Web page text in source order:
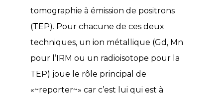
tomographie à émission de positrons
(TEP). Pour chacune de ces deux
techniques, un ion métallique (Gd, Mn
pour l’IRM ou un radioisotope pour la
TEP) joue le rôle principal de
«~reporter~» car c’est lui qui est à